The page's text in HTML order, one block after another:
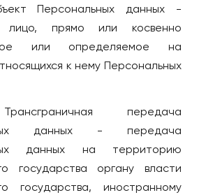
Персональных данных -
лицо, прямо или косвенно
или определяемое на
к нему Персональных
передача
данных - передача
данных на территорию
государства органу власти
государства, иностранному